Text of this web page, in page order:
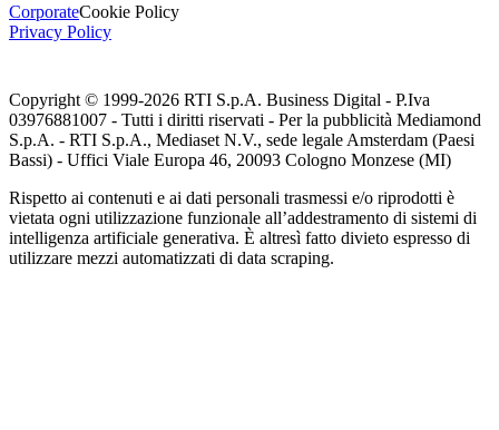
CorporateCookie Policy
Privacy Policy
Copyright © 1999-2026 RTI S.p.A. Business Digital - P.Iva
03976881007 - Tutti i diritti riservati - Per la pubblicità Mediamond
S.p.A. - RTI S.p.A., Mediaset N.V., sede legale Amsterdam (Paesi
Bassi) - Uffici Viale Europa 46, 20093 Cologno Monzese (MI)
Rispetto ai contenuti e ai dati personali trasmessi e/o riprodotti è
vietata ogni utilizzazione funzionale all’addestramento di sistemi di
intelligenza artificiale generativa. È altresì fatto divieto espresso di
utilizzare mezzi automatizzati di data scraping.